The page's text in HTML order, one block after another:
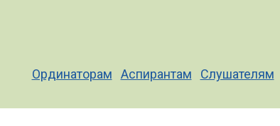
Ординаторам Аспирантам Слушателям